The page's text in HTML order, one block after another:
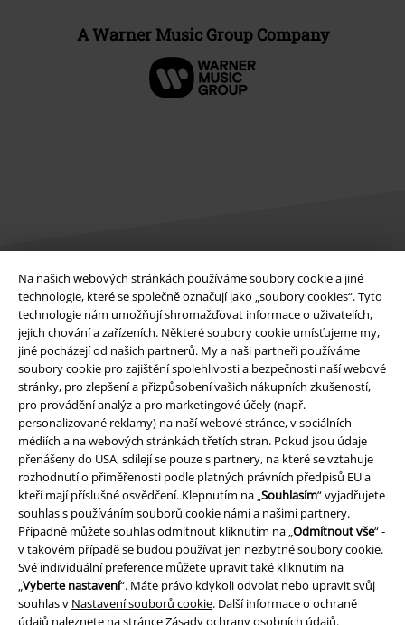
Na našich webových stránkách používáme soubory cookie a jiné
technologie, které se společně označují jako „soubory cookies“. Tyto
technologie nám umožňují shromažďovat informace o uživatelích,
jejich chování a zařízeních. Některé soubory cookie umísťujeme my,
jiné pocházejí od našich partnerů. My a naši partneři používáme
soubory cookie pro zajištění spolehlivosti a bezpečnosti naší webové
stránky, pro zlepšení a přizpůsobení vašich nákupních zkušeností,
pro provádění analýz a pro marketingové účely (např.
personalizované reklamy) na naší webové stránce, v sociálních
médiích a na webových stránkách třetích stran. Pokud jsou údaje
přenášeny do USA, sdílejí se pouze s partnery, na které se vztahuje
rozhodnutí o přiměřenosti podle platných právních předpisů EU a
kteří mají příslušné osvědčení. Klepnutím na „Souhlasím“ vyjadřujete
souhlas s používáním souborů cookie námi a našimi partnery.
Případně můžete souhlas odmítnout kliknutím na „Odmítnout vše“ -
v takovém případě se budou používat jen nezbytné soubory cookie.
Své individuální preference můžete upravit také kliknutím na
„Vyberte nastavení“. Máte právo kdykoli odvolat nebo upravit svůj
souhlas v Nastavení souborů cookie. Další informace o ochraně
údajů naleznete na stránceZásady ochrany osobních údajů.
A Warner Music Group Company
Právní informace
Podmínky
Prohlášení
Ochrana osobních údajů
Likvidace odpadu a ochrana životního prostředí
Prohlášení o shodě
Informace o přístupnosti
Nastavení souborů cookie
Odstoupení od smlouvy